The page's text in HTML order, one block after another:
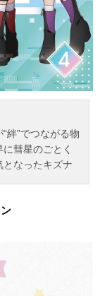
下憲一キャラ
地和浩美術監
計：勝田綾太
尻勇人撮影監
絆”でつながる物
彗星のごとく
なったキズナ
として姿を消
アカデミー。そ
目指し、日々
集う。「私
ン